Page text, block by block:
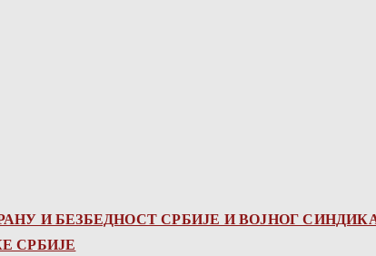
И БЕЗБЕДНОСТ СРБИЈЕ И ВОЈНОГ
СРБИЈЕ